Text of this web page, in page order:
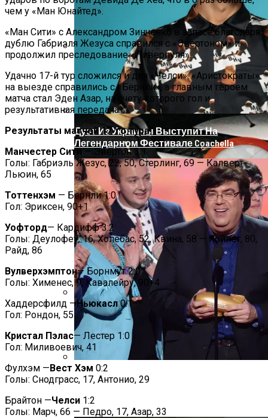
На Донбассе Во Время Тушения
Пожара Погибли Двое Военных
Под Киевом Мотоцикл Влетел В
Легковушку: Двое Погибших
Дуэт Из Украины Выступит На
Легендарном Фестивале Coachella
Тёмная Сторона Детских Шоу: Куда
Никелодеона
чем у «Ман Юнайтед».
«Ман Сити» с Александром Зинченко в запасе благодаря
дублю Габриэля Жезуса справился с «Эвертоном» и
продолжил преследование «Ливерпуля».
Удачно 17-й тур сложился и для «Челси». «Аристократы»
на выезде справились с «Бернли», а главным героем
матча стал Эден Азар, на счету которого гол и
результативная передача.
Результаты матчей 17-го тура:
Манчестер Сити— Эвертон 3:1
Голы: Габриэль Жезус, 22, 50, Стерлинг, 69 — Калверт-
Льюин, 65
Тоттенхэм — Бернли 1:0
Гол: Эриксен, 90+1
Уофторд— Кардифф 3:2
Голы: Деулофеу, 16, Холебас, 52, Квина, 58 — Хойлет, 80,
Райд, 86
Вулверхэмптон— Борнмут 2:0
Голы: Хименес, 9, Кавалейру, 90+4
Хаддерсфилд —Ньюкасл0:1
Гол: Рондон, 55
Кристал Пэлас— Лестер 1:0
Гол: Миливоевич, 41
Фулхэм —Вест Хэм 0:2
Голы: Снодграсс, 17, Антонио, 29
Брайтон —Челси 1:2
Голы: Марч, 66 — Педро, 17, Азар, 33